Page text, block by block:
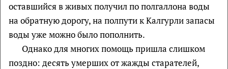
оставшийся в живых получил по полгаллона воды
на обратную дорогу, на полпути к Калгурли запасы
воды уже можно было пополнить.
Однако для многих помощь пришла слишком
поздно: десять умерших от жажды старателей,